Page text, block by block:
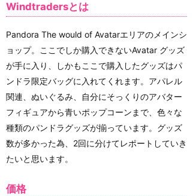
Windtradersとは
Pandora The would of Avatarエリアのメインシ
ョップ。ここでしか購入できないAvatar グッズ
が手に入り、しかもここで購入したグッズはパ
ンドラ限定バッグに入れてくれます。アパレル
関連、ぬいぐるみ、自分にそっくりのアバター
フィギュアから青いポップコーンまで、色々な
種類のパンドラグッズが揃っています。グッズ
数が多かった為、2回に分けてレポートしていき
たいと思います。
価格